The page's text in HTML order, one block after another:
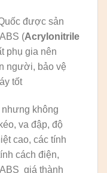
được sản
(Acrylonitrile
phụ gia nên
người, bảo vệ
tốt
không
va đập, độ
cao, các tính
cách điện,
giá thành